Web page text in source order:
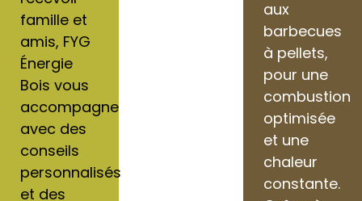
famille et
amis, FYG
Énergie
Bois vous
accompagne
avec des
conseils
personnalisés
et des
aux
barbecues
à pellets,
pour une
combustion
optimisée
et une
chaleur
constante.